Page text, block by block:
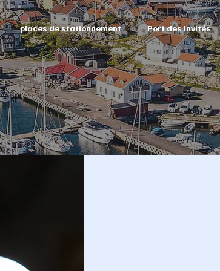
places de stationnement Port des invités